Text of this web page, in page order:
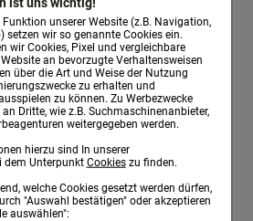
unserer Website (z.B. Navigation,
setzen wir so genannte Cookies ein.
wir Cookies, Pixel und vergleichbare
an bevorzugte Verhaltensweisen
über die Art und Weise der Nutzung
zu erhalten und
zu können. Zu Werbezwecke
Dritte, wie z.B. Suchmaschinenanbieter,
weitergegeben werden.
hierzu sind In unserer
dem Unterpunkt Cookieszu finden.
welche Cookies gesetzt werden dürfen,
"Auswahl bestätigen" oder akzeptieren
auswählen":
Dosis ein, wenn Sie die
haben. Wenn Sie weitere
des Arzneimittels haben, fragen Sie
Bei der Anwendung eines
können sich die
vorübergehend verschlimmern